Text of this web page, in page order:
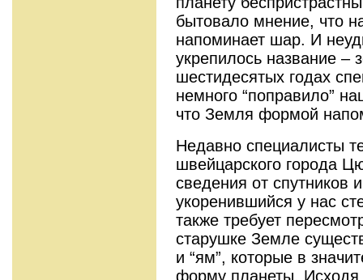
бытовало мнение, что
напоминает шар. И
укрепилось название
шестидесятых годах
немного “поправило”
что Земля формой
Недавно специалис­ты
швейцарского города
сведения от спутников
укоренившийся у нас
также требует
старушке Земле
и “ям”, которые в
форму планеты. Исходя